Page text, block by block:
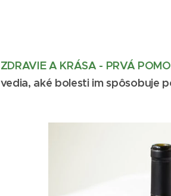
ZDRAVIE A KRÁSA - PRVÁ
vedia, aké bolesti im spôsobuje